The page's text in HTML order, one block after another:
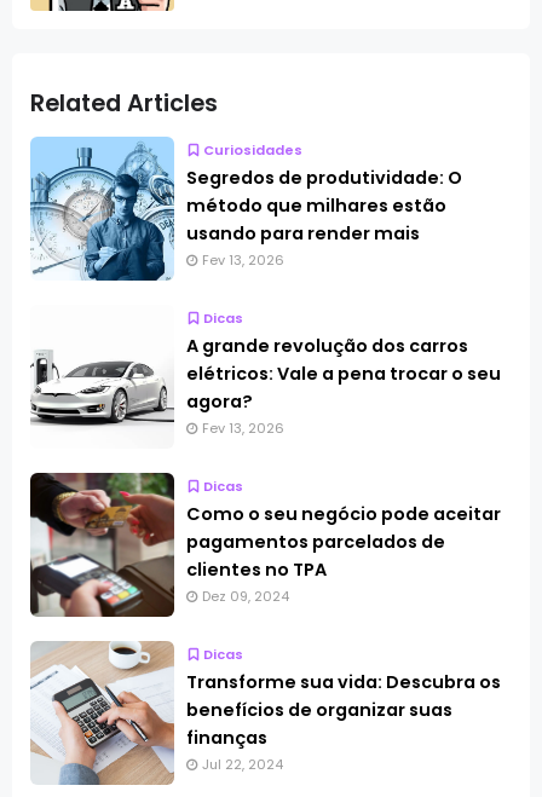
Related Articles
Curiosidades
Segredos de produtividade: O
método que milhares estão
usando para render mais
Fev 13, 2026
Dicas
A grande revolução dos carros
elétricos: Vale a pena trocar o seu
agora?
Fev 13, 2026
Dicas
Como o seu negócio pode aceitar
pagamentos parcelados de
clientes no TPA
Dez 09, 2024
Dicas
Transforme sua vida: Descubra os
benefícios de organizar suas
finanças
Jul 22, 2024